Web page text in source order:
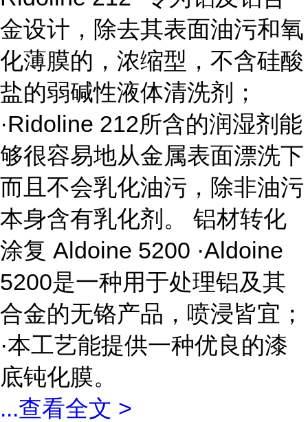
金设计，除去其表面油污和氧
化薄膜的，浓缩型，不含硅酸
盐的弱碱性液体清洗剂；
·Ridoline 212所含的润湿剂能
够很容易地从金属表面漂洗下
而且不会乳化油污，除非油污
本身含有乳化剂。 铝材转化
涂复 Aldoine 5200 ·Aldoine
5200是一种用于处理铝及其
合金的无铬产品，喷浸皆宜；
·本工艺能提供一种优良的漆
底钝化膜。
...查看全文 >